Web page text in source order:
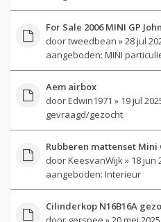
For Sale 2006 MINI GP
doortweedbean » 28 jul
aangeboden: MINI
Aem airbox
doorEdwin1971 » 19 jul
gevraagd/gezocht
Rubberen mattenset Mini
doorKeesvanWijk » 18 jun
aangeboden: Interieur
Cilinderkop N16B16A